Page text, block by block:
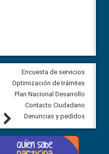
Veeduría para vigilar los
derivados de la Audiencia
entre el GAD de Ibarra y la
comunidad Urbina, parroquia
Carolina
5 agosto, 2026
Next
Encuesta de servicios
Optimización de trámites
Plan Nacional Desarrollo
Contacto Ciudadano
Denuncias y pedidos